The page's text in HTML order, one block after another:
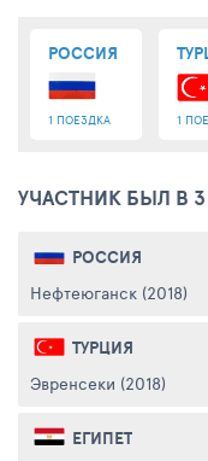
РОССИЯ
1 ПОЕЗДКА 1
УЧАСТНИК БЫЛ В
РОССИЯ
Нефтеюганск (2018)
ТУРЦИЯ
Эвренсеки (2018)
ЕГИПЕТ